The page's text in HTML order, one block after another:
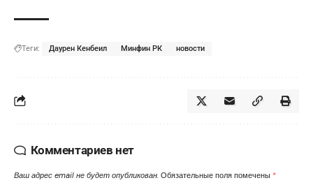
Теги: Даурен Кенбеил Минфин РК новости
Комментариев нет
Ваш адрес email не будет опубликован. Обязательные поля помечены *